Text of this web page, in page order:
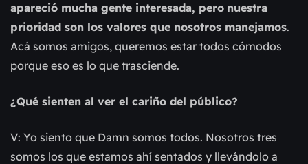
apareció mucha gente interesada, pero nuestra
prioridad son los valores que nosotros manejamos.
Acá somos amigos, queremos estar todos cómodos
porque eso es lo que trasciende.
¿Qué sienten al ver el cariño del público?
V: Yo siento que Damn somos todos. Nosotros tres
somos los que estamos ahí sentados y llevándolo a